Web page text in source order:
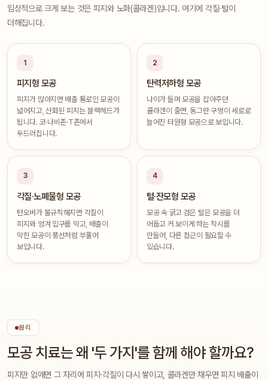
임상적으로 크게 보는 것은 피지와 노화(콜라겐)입니다. 여기에 각질·털이
더해집니다.
1
피지형 모공
피지가 많아지면 배출 통로인 모공이
넓어지고, 산화된 피지는 블랙헤드가
됩니다. 코·나비존·T존에서
두드러집니다.
2
탄력저하형 모공
나이가 들며 모공을 잡아주던
콜라겐이 줄면, 동그란 구멍이 세로로
늘어진 타원형 모공으로 보입니다.
3
각질·노폐물형 모공
턴오버가 불규칙해지면 각질이
피지와 엉겨 입구를 막고, 배출이
막힌 모공이 풍선처럼 부풀어
보입니다.
4
털·잔모형 모공
모공 속 굵고 검은 털은 모공을 더
어둡고 커 보이게 하는 착시를
만들어, 다른 접근이 필요할 수
있습니다.
원리
모공 치료는 왜 '두 가지'를 함께 해야 할까요?
피지만 없애면 그 자리에 피지·각질이 다시 쌓이고, 콜라겐만 채우면 피지 배출이